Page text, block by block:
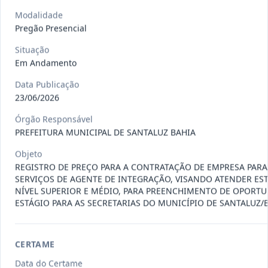
Data:13/07/2026
027/2026
Eletrônico
SEGURO, PARA
Data :13/07/2026
025/2026
Pregão
Eletrônico
REGISTRO DE PREÇO PARA A
CONTRATAÇÃO DE EMPRESA PARA
LOCAÇÃO...
Modalidade
Pregão Presencial
Situação
Em Andamento
Data Publicação
23/06/2026
Órgão Responsável
PREFEITURA MUNICIPAL DE SANTALUZ BAHIA
Objeto
REGISTRO DE PREÇO PARA A CONTRATAÇÃO DE EMPRESA
SERVIÇOS DE AGENTE DE INTEGRAÇÃO, VISANDO ATENDER
NÍVEL SUPERIOR E MÉDIO, PARA PREENCHIMENTO DE
ESTÁGIO PARA AS SECRETARIAS DO MUNICÍPIO DE SANTALUZ/
CERTAME
Data do Certame